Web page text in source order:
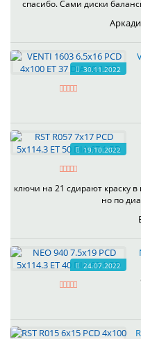
спасибо. Сами диски
30.11.2022
19.10.2022
ключи на 21 сдирают краску
но по
24.07.2022